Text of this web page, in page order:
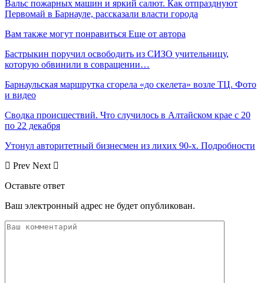
Вальс пожарных машин и яркий салют. Как отпразднуют
Первомай в Барнауле, рассказали власти города
Вам также могут понравиться Еще от автора
Бастрыкин поручил освободить из СИЗО учительницу,
которую обвинили в совращении…
Барнаульская маршрутка сгорела «до скелета» возле ТЦ. Фото
и видео
Сводка происшествий. Что случилось в Алтайском крае с 20
по 22 декабря
Утонул авторитетный бизнесмен из лихих 90-х. Подробности
Prev Next
Оставьте ответ
Ваш электронный адрес не будет опубликован.